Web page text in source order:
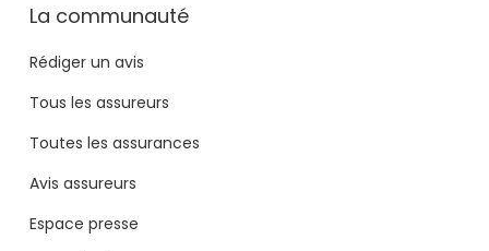
La communauté
Rédiger un avis
Tous les assureurs
Toutes les assurances
Avis assureurs
Espace presse